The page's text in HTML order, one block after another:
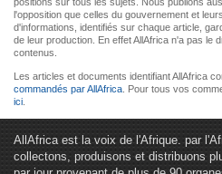
l'opposition que celles du gouvernement et
d'informations, identifiés sur chaque article,
de leur production. En effet AllAfrica n'a pas le
contenus.
Les articles et documents identifiant AllAfrica
commandés par AllAfrica . Pour tous vos
ici
AllAfrica est la voix de l'Afrique. par
collectons, produisons et distribuons